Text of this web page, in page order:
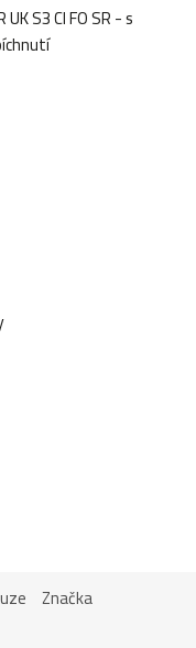
S3 CI FO SR - s
Značka